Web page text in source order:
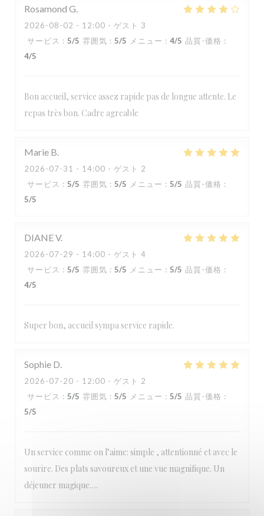
Rosamond G
2026-08-02 - 12:00 - ゲスト 3
サービス : 5/5 雰囲気 : 5/5 メニュー : 4/5 品質-価格 :
4/5
Bon accueil, service assez rapide pas de longue attente. Le
repas très bon. Cadre agreable
Marie B
2026-07-31 - 14:00 - ゲスト 2
サービス : 5/5 雰囲気 : 5/5 メニュー : 5/5 品質-価格 :
5/5
DIANEV
2026-07-29 - 14:00 - ゲスト 4
サービス : 5/5 雰囲気 : 5/5 メニュー : 5/5 品質-価格 :
4/5
Super bon, accueil sympa service rapide.
Sophie D
2026-07-20 - 12:00 - ゲスト 2
サービス : 5/5 雰囲気 : 5/5 メニュー : 5/5 品質-価格 :
5/5
Un service comme on l’aime: simple , attentionné et avec le
sourire. Des plats savoureux et une vue magnifique. Un
déjeuner magique….